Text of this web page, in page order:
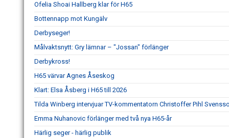
Ofelia Shoai Hallberg klar för H65
Bottennapp mot Kungälv
Derbyseger!
Målvaktsnytt: Gry lämnar – "Jossan" förlänger
Derbykross!
H65 värvar Agnes Åseskog
Klart: Elsa Åsberg i H65 till 2026
Tilda Winberg intervjuar TV-kommentatorn Christoffer Pihl
Emma Nuhanovic förlänger med två nya H65-år
Härlig seger - härlig publik